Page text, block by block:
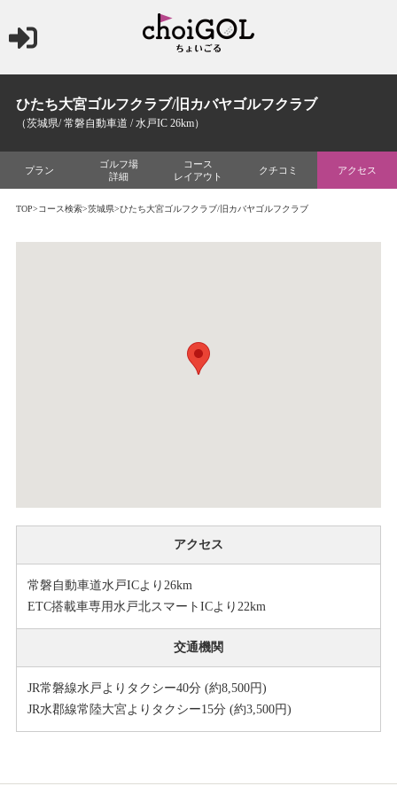
ひたち大宮ゴルフクラブ/旧カバヤゴルフクラブ
（茨城県/ 常磐自動車道 / 水戸IC 26km）
プラン
ゴルフ場
詳細
コース
レイアウト
クチコミ アクセス
TOP>コース検索>茨城県>ひたち大宮ゴルフクラブ/旧カバヤゴルフクラブ
アクセス
常磐自動車道水戸ICより26km
ETC搭載車専用水戸北スマートICより22km
交通機関
JR常磐線水戸よりタクシー40分 (約8,500円)
JR水郡線常陸大宮よりタクシー15分 (約3,500円)